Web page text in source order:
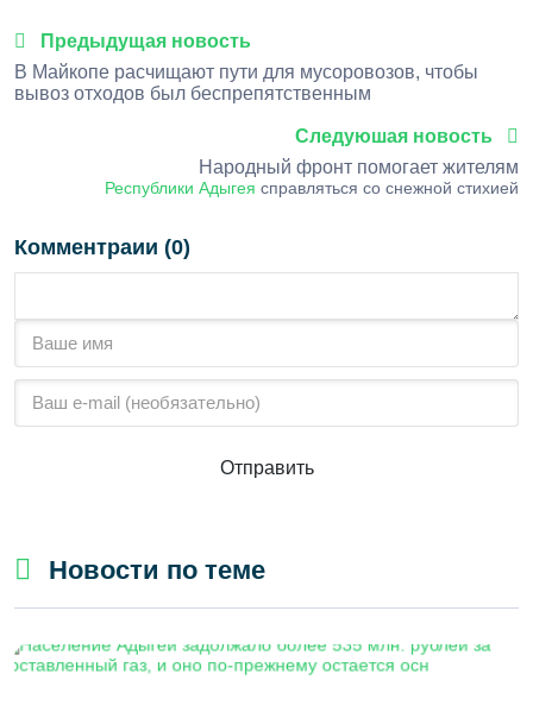
Предыдущая новость
В Майкопе расчищают пути для мусоровозов, чтобы
вывоз отходов был беспрепятственным
Следуюшая новость
Народный фронт помогает жителям
Республики Адыгея справляться со снежной стихией
Комментраии (0)
Отправить
Новости по теме